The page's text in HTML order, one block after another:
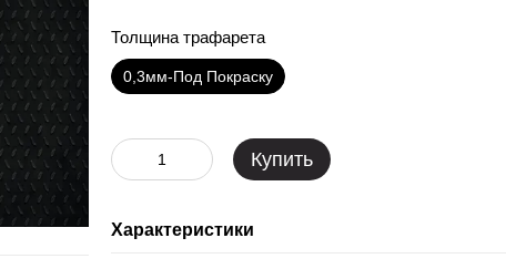
Толщина трафарета
0,3мм-Под Покраску
Купить
Характеристики